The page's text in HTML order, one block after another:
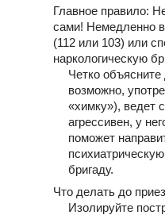
Главное правило:
сами! Немедленно
(112 или 103) или
наркологическую
Четко
возможно,
«химку»), ведет
агрессивен, у
поможет
бригаду.
Что делать до
Изолируйте